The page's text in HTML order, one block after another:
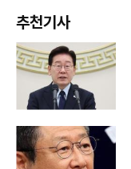
추천기사